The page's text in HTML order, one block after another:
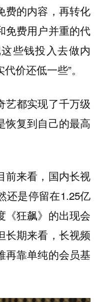
费的内容，再转化
免费用户并重的代
些钱投入去做内
价还低一些”。
艺都实现了千万级
恢复到自己的最高
前来看，国内长视
还是停留在1.25亿
《狂飙》的出现会
长期来看，长视频
再靠单纯的会员基